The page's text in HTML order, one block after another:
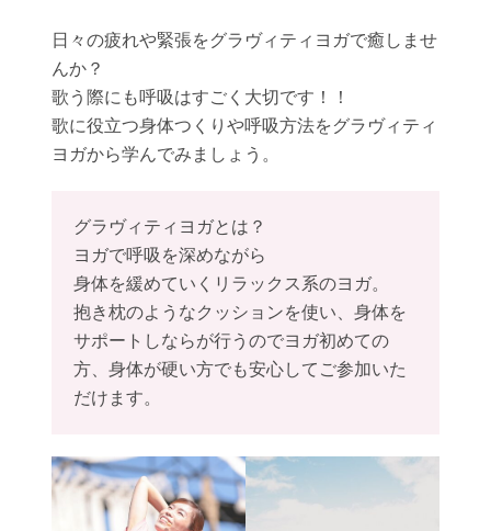
日々の疲れや緊張をグラヴィティヨガで癒しませ
んか？
歌う際にも呼吸はすごく大切です！！
歌に役立つ身体つくりや呼吸方法をグラヴィティ
ヨガから学んでみましょう。
グラヴィティヨガとは？
ヨガで呼吸を深めながら
身体を緩めていくリラックス系のヨガ。
抱き枕のようなクッションを使い、身体を
サポートしならが行うのでヨガ初めての
方、身体が硬い方でも安心してご参加いた
だけます。